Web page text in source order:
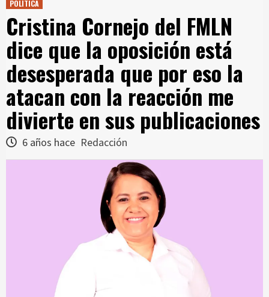
POLÍTICA
Cristina Cornejo del FMLN
dice que la oposición está
desesperada que por eso la
atacan con la reacción me
divierte en sus publicaciones
6 años hace Redacción